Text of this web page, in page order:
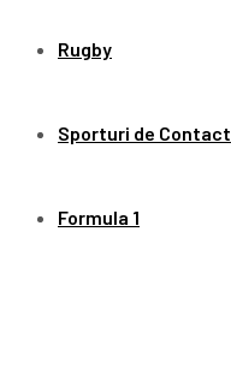
Rugby
Sporturi de Contact
Formula 1